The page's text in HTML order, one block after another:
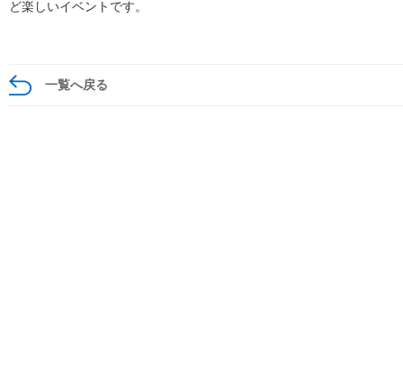
ど楽しいイベントです。
一覧へ戻る